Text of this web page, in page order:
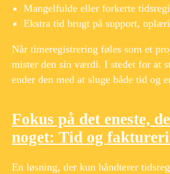
Mangelfulde eller forkerte
Ekstra tid brugt på support,
Når timeregistrering føles som et
mister den sin værdi. I stedet for at
ender den med at sluge både tid og
Fokus på det eneste,
noget: Tid og
En løsning, der kun håndterer